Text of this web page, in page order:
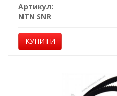
Артикул:
NTN SNR
КУПИТИ